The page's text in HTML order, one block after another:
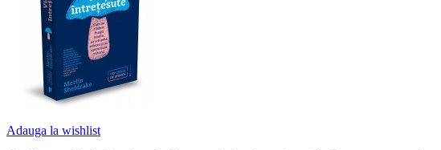
Adauga la wishlist